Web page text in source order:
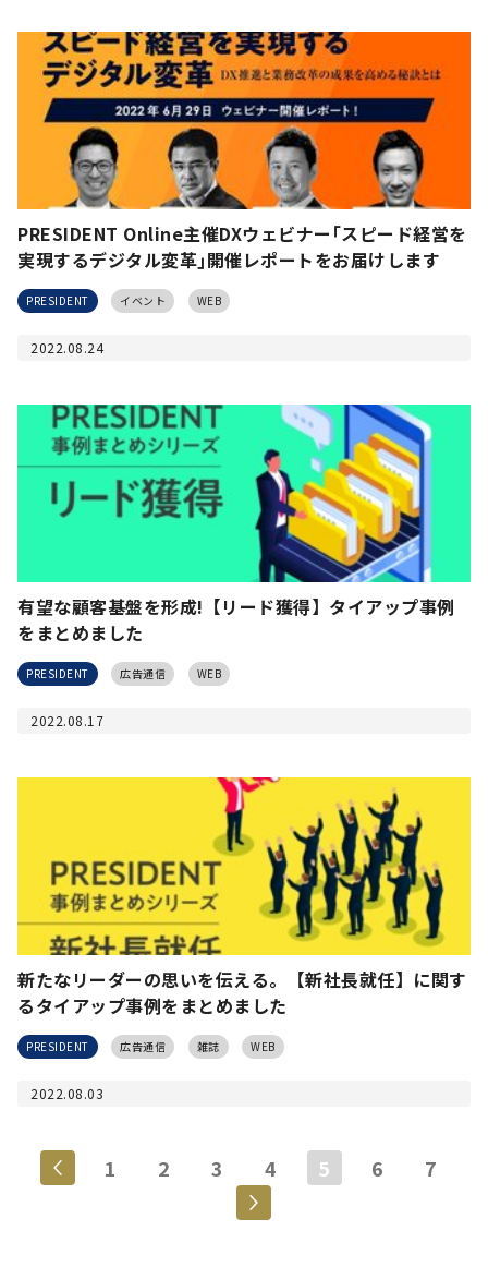
PRESIDENT Online主催DXウェビナー｢スピード経営を
実現するデジタル変革｣開催レポートをお届けします
PRESIDENT イベント WEB
2022.08.24
有望な顧客基盤を形成!【リード獲得】タイアップ事例
をまとめました
PRESIDENT 広告通信 WEB
2022.08.17
新たなリーダーの思いを伝える。【新社長就任】に関す
るタイアップ事例をまとめました
PRESIDENT 広告通信 雑誌 WEB
2022.08.03
1 2 3 4 5 6 7